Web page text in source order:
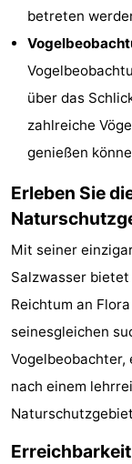
Wandern
Reiten
Golfplatze
Surfen
und
trinken
Veranstaltungen
Praktisch
Forum
Route
Parken
-
betreten
über das
zahlreiche
genießen
Erleben Sie
Mit seiner
Salzwasser bietet
Reichtum an
seinesgleichen
Vogelbeobachter,
nach einem
Erreichbarkeit